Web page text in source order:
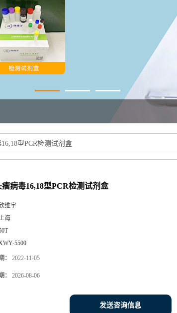
型PCR检测试剂盒
瘤病毒16,18型PCR检测试剂盒
维宇
海
5500
： 2022-11-05
： 2026-08-06
发送咨询信息